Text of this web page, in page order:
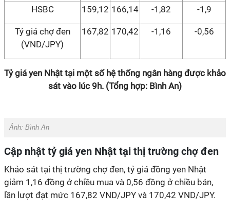
HSBC 159,12 166,14 -1,82 -1,9
Tỷ giá chợ đen
(VND/JPY)
167,82 170,42 -1,16 -0,56
Tỷ giá yen Nhật tại một số hệ thống ngân hàng được khảo
sát vào lúc 9h. (Tổng hợp: Bình An)
Ảnh: Bình An
Cập nhật tỷ giá yen Nhật tại thị trường chợ đen
Khảo sát tại thị trường chợ đen, tỷ giá đồng yen Nhật
giảm 1,16 đồng ở chiều mua và 0,56 đồng ở chiều bán,
lần lượt đạt mức 167,82 VND/JPY và 170,42 VND/JPY.